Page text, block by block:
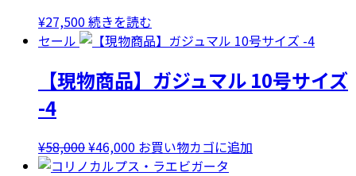
の
リ
シ
ョ
¥27,500続きを読む
セール
【現物商品】ガジュマル 10号サイズ
-4
¥58,000元
の
¥46,000現
在
お買い物カゴに追加